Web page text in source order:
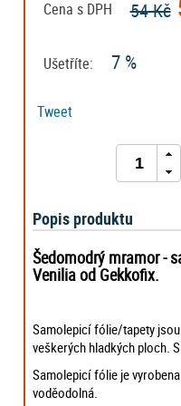
Cena s DPH 54 Kč
Ušetříte: 7 %
Tweet
Popis produktu
Šedomodrý mramor -
Venilia od Gekkofix.
Samolepicí fólie/tapety
veškerých hladkých ploch.
Samolepicí fólie je
voděodolná.